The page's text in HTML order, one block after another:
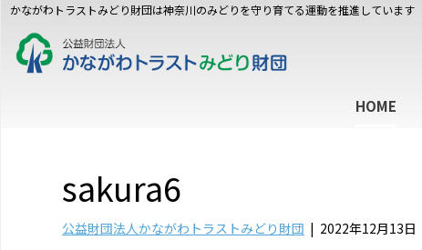
かながわトラストみどり財団は神奈川のみどりを守り育てる運動を推進しています
HOME
sakura6
公益財団法人かながわトラストみどり財団 | 2022年12月13日